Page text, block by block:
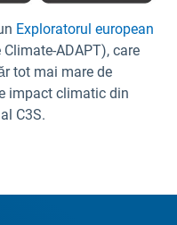
Exploratorul european
ADAPT), care
tot mai mare de
impact climatic din
C3S.